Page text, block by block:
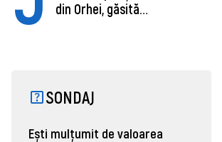
din Orhei, găsită
SONDAJ
Ești mulțumit de valoarea